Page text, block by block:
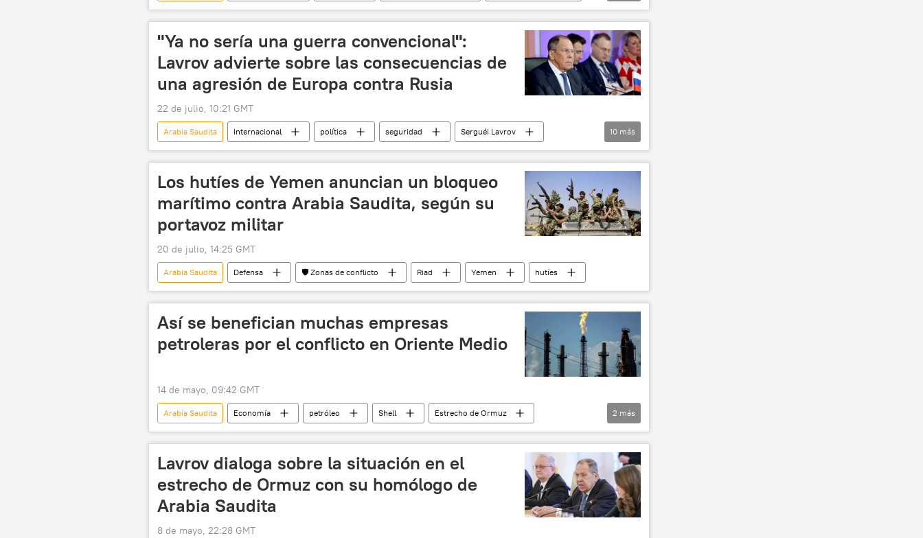
Donald Trump
EEUU
"Ya no sería una guerra convencional":
Lavrov advierte sobre las consecuencias de
una agresión de Europa contra Rusia
22 de julio, 10:21 GMT
Arabia Saudita Internacional política seguridad
Serguéi Lavrov
ASEAN
Rusia ONU
📰 Escalada entre EEUU, Israel e Irán
📰 Tensiones en la península de Corea
Anchorage
10 más
Los hutíes de Yemen anuncian un bloqueo
marítimo contra Arabia Saudita, según su
portavoz militar
20 de julio, 14:25 GMT
Arabia Saudita Defensa 🛡️ Zonas de conflicto Riad Yemen hutíes
Así se benefician muchas empresas
petroleras por el conflicto en Oriente Medio
14 de mayo, 09:42 GMT
Arabia Saudita Economía petróleo Shell
Estrecho de Ormuz
British Petroleum (BP)
📈 Mercados y finanzas
2 más
Lavrov dialoga sobre la situación en el
estrecho de Ormuz con su homólogo de
Arabia Saudita
8 de mayo, 22:28 GMT